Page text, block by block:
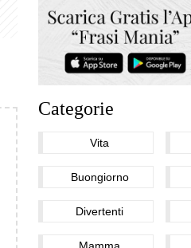
Categorie
Vita
Buongiorno
Divertenti
Mamma